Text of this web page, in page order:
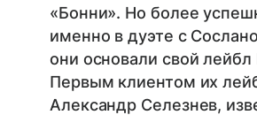
«Бонни». Но более
именно в дуэте с
они основали свой лейбл
Первым клиентом их
Александр Селезнев,